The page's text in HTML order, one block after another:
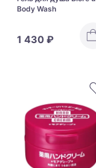
Body Wash
1 430 ₽